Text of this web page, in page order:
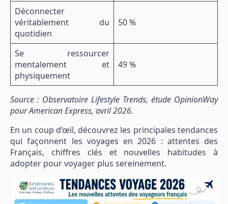
Déconnecter
véritablement du
quotidien
50 %
Se ressourcer
mentalement et
physiquement
49 %
Source : Observatoire Lifestyle Trends, étude OpinionWay
pour American Express, avril 2026.
En un coup d’œil, découvrez les principales tendances
qui façonnent les voyages en 2026 : attentes des
Français, chiffres clés et nouvelles habitudes à
adopter pour voyager plus sereinement.